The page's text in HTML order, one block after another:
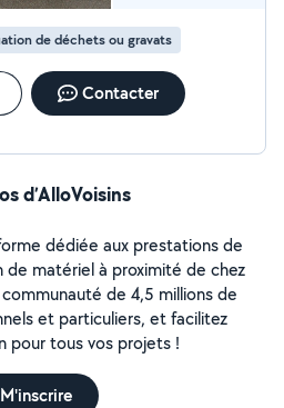
de déchets ou gravats
Contacter
d’AlloVoisins
dédiée aux prestations de
de matériel à proximité de chez
de 4,5 millions de
et particuliers, et facilitez
pour tous vos projets !
M'inscrire